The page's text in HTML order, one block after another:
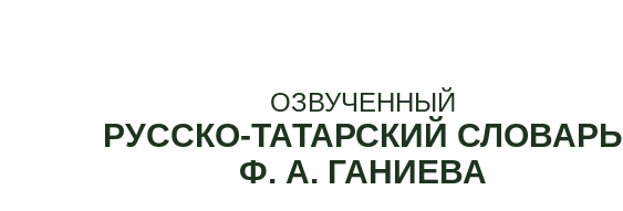
ОЗВУЧЕННЫЙ
РУССКО-ТАТАРСКИЙ СЛОВАРЬ
Ф. А. ГАНИЕВА